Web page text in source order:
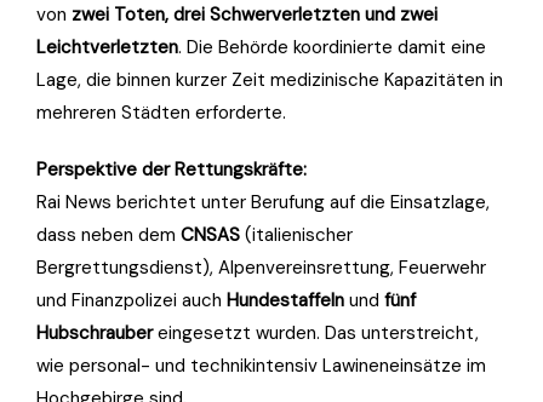
von zwei Toten, drei Schwerverletzten und zwei
Leichtverletzten. Die Behörde koordinierte damit eine
Lage, die binnen kurzer Zeit medizinische Kapazitäten in
mehreren Städten erforderte.
Perspektive der Rettungskräfte:
Rai News berichtet unter Berufung auf die Einsatzlage,
dass neben dem CNSAS (italienischer
Bergrettungsdienst), Alpenvereinsrettung, Feuerwehr
und Finanzpolizei auch Hundestaffeln und fünf
Hubschraubereingesetzt wurden. Das unterstreicht,
wie personal- und technikintensiv Lawineneinsätze im